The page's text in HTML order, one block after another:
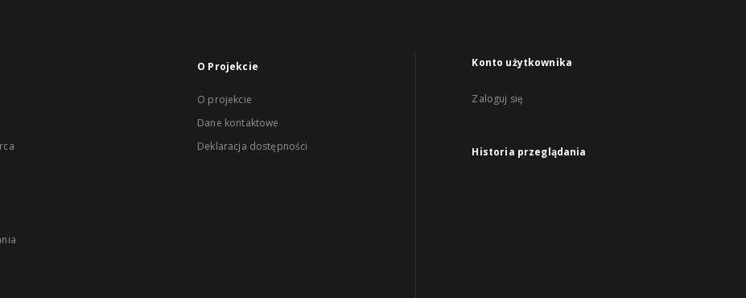
O Projekcie
O projekcie
Dane kontaktowe
Deklaracja dostępności
Konto użytkownika
Zaloguj się
Historia przeglądania